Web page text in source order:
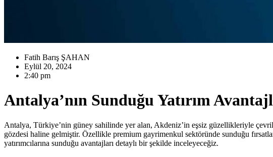
Fatih Barış ŞAHAN
Eylül 20, 2024
2:40 pm
Antalya’nın Sunduğu Yatırım
Antalya, Türkiye’nin güney sahilinde yer alan, Akdeniz’in eşsiz güzellikleriyle
gözdesi haline gelmiştir. Özellikle premium gayrimenkul sektöründe sunduğu
yatırımcılarına sunduğu avantajları detaylı bir şekilde inceleyeceğiz.